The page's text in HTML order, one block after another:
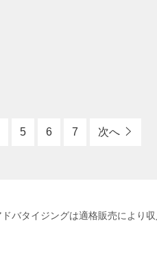
5 6 7 次へ
バタイジングは適格販売により収